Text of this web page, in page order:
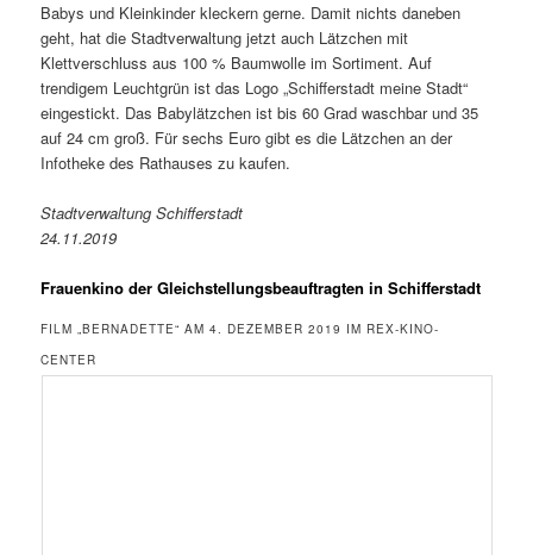
Babys und Kleinkinder kleckern gerne. Damit nichts daneben
geht, hat die Stadtverwaltung jetzt auch Lätzchen mit
Klettverschluss aus 100 % Baumwolle im Sortiment. Auf
trendigem Leuchtgrün ist das Logo „Schifferstadt meine Stadt“
eingestickt. Das Babylätzchen ist bis 60 Grad waschbar und 35
auf 24 cm groß. Für sechs Euro gibt es die Lätzchen an der
Infotheke des Rathauses zu kaufen.
Stadtverwaltung Schifferstadt
24.11.2019
Frauenkino der Gleichstellungsbeauftragten in Schifferstadt
FILM „BERNADETTE“ AM 4. DEZEMBER 2019 IM REX-KINO-
CENTER